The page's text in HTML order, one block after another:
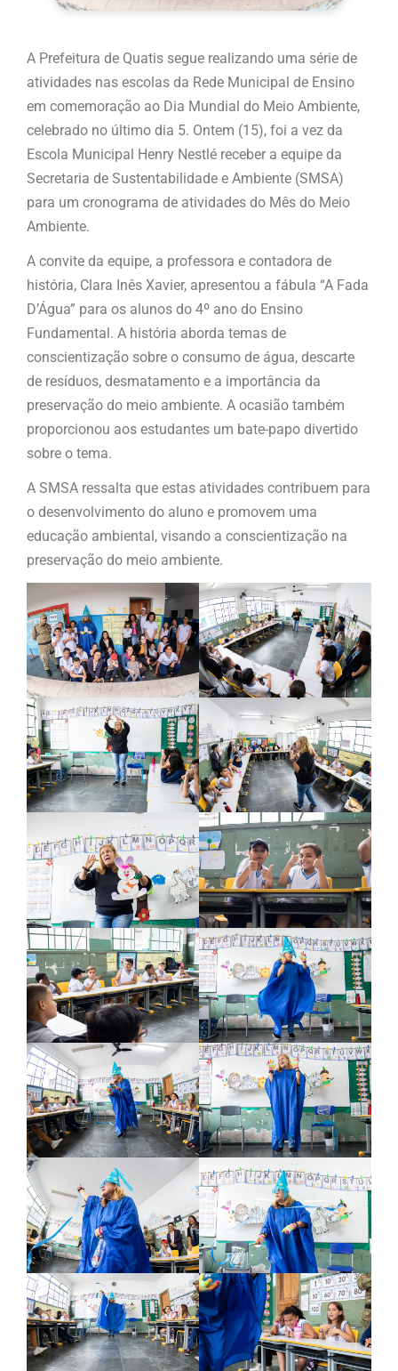
A Prefeitura de Quatis segue realizando uma série de
atividades nas escolas da Rede Municipal de Ensino
em comemoração ao Dia Mundial do Meio Ambiente,
celebrado no último dia 5. Ontem (15), foi a vez da
Escola Municipal Henry Nestlé receber a equipe da
Secretaria de Sustentabilidade e Ambiente (SMSA)
para um cronograma de atividades do Mês do Meio
Ambiente.
A convite da equipe, a professora e contadora de
história, Clara Inês Xavier, apresentou a fábula “A Fada
D’Água” para os alunos do 4º ano do Ensino
Fundamental. A história aborda temas de
conscientização sobre o consumo de água, descarte
de resíduos, desmatamento e a importância da
preservação do meio ambiente. A ocasião também
proporcionou aos estudantes um bate-papo divertido
sobre o tema.
A SMSA ressalta que estas atividades contribuem para
o desenvolvimento do aluno e promovem uma
educação ambiental, visando a conscientização na
preservação do meio ambiente.